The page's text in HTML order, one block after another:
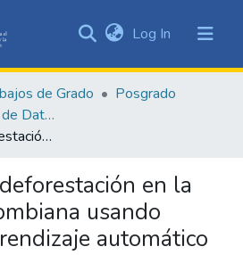
&
Collections
Statistics
Log In (current)
de Grado
Posgrado
Maestría en Ciencia de Datos
Análisis de la deforestación en la Amazonía colombiana usando técnicas de aprendizaje automático
en la
usando
automático